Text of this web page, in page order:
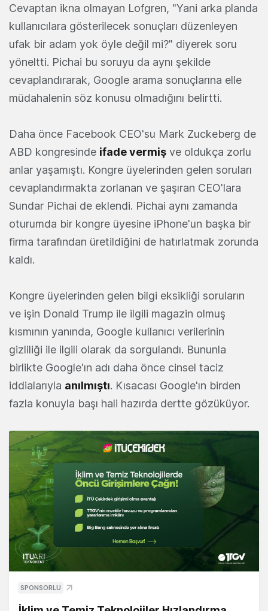
Cevaptan ikna olmayan Lofgren, "Yani arka planda
kullanıcılara gösterilecek sonuçları düzenleyen
ufak bir adam yok öyle değil mi?" diyerek soru
yöneltti. Pichai bu soruyu da aynı şekilde
cevaplandırarak, Google arama sonuçlarına elle
müdahalenin söz konusu olmadığını belirtti.
Daha önce Facebook CEO'su Mark Zuckeberg de
ABD kongresinde ifade vermiş ve oldukça zorlu
anlar yaşamıştı. Kongre üyelerinden gelen soruları
cevaplandırmakta zorlanan ve şaşıran CEO'lara
Sundar Pichai de eklendi. Pichai aynı zamanda
oturumda bir kongre üyesine iPhone'un başka bir
firma tarafından üretildiğini de hatırlatmak zorunda
kaldı.
Kongre üyelerinden gelen bilgi eksikliği soruların
ve işin Donald Trump ile ilgili magazin olmuş
kısmının yanında, Google kullanıcı verilerinin
gizliliği ile ilgili olarak da sorgulandı. Bununla
birlikte Google'ın adı daha önce cinsel taciz
iddialarıyla anılmıştı. Kısacası Google'ın birden
fazla konuyla başı hali hazırda dertte gözüküyor.
SPONSORLU